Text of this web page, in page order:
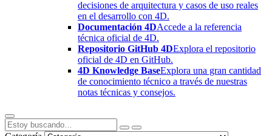
decisiones de arquitectura y casos de uso reales
en el desarrollo con 4D.
Documentación 4DAccede a la referencia
técnica oficial de 4D.
Repositorio GitHub 4DExplora el repositorio
oficial de 4D en GitHub.
4D Knowledge BaseExplora una gran cantidad
de conocimiento técnico a través de nuestras
notas técnicas y consejos.